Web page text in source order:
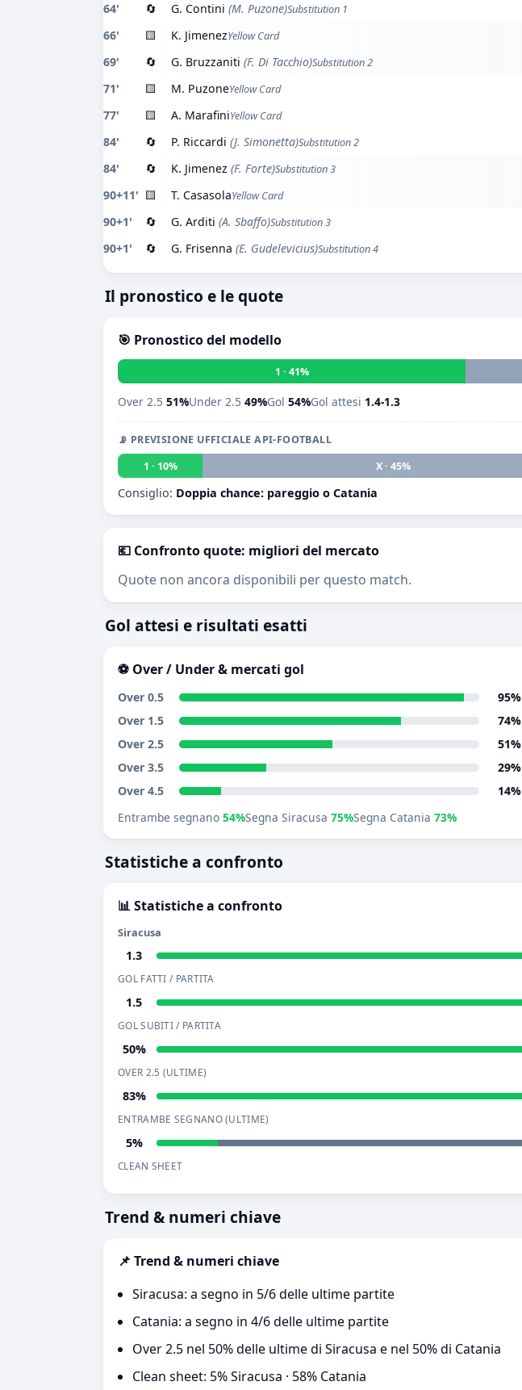
64' 🔄 G. Contini (M. Puzone)Substitution 1
66' 🟨 K. JimenezYellow Card
69' 🔄 G. Bruzzaniti (F. Di Tacchio)Substitution 2
71' 🟨 M. PuzoneYellow Card
77' 🟨 A. MarafiniYellow Card
84' 🔄 P. Riccardi (J. Simonetta)Substitution 2
84' 🔄 K. Jimenez (F. Forte)Substitution 3
90+11' 🟨 T. CasasolaYellow Card
90+1' 🔄 G. Arditi (A. Sbaffo)Substitution 3
90+1' 🔄 G. Frisenna (E. Gudelevicius)Substitution 4
Il pronostico e le quote
🎯 Pronostico del modello
1 · 41%
Over 2.5 51%Under 2.5 49%Gol 54%Gol attesi 1.4-1.3
📡 PREVISIONE UFFICIALE API-FOOTBALL
1 · 10%
X · 45%
Consiglio: Doppia chance: pareggio o Catania
💶 Confronto quote: migliori del mercato
Quote non ancora disponibili per questo match.
Gol attesi e risultati esatti
⚽ Over / Under & mercati gol
Over 0.5
95%
Over 1.5
74%
Over 2.5
51%
Over 3.5
29%
Over 4.5
14%
Entrambe segnano 54%Segna Siracusa 75%Segna Catania 73%
Statistiche a confronto
📊 Statistiche a confronto
Siracusa
1.3
GOL FATTI / PARTITA
1.5
GOL SUBITI / PARTITA
50%
OVER 2.5 (ULTIME)
83%
ENTRAMBE SEGNANO (ULTIME)
5%
CLEAN SHEET
Trend & numeri chiave
📌 Trend & numeri chiave
Siracusa: a segno in 5/6 delle ultime partite
Catania: a segno in 4/6 delle ultime partite
Over 2.5 nel 50% delle ultime di Siracusa e nel 50% di Catania
Clean sheet: 5% Siracusa · 58% Catania